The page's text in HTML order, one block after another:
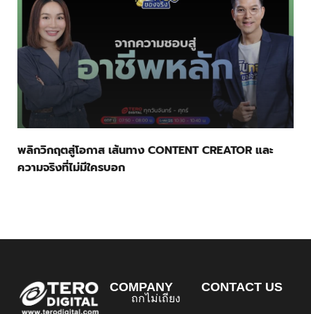
พลิกวิกฤตสู่โอกาส เส้นทาง CONTENT CREATOR และ
ความจริงที่ไม่มีใครบอก
COMPANY
ถกไม่เถียง
CONTACT US